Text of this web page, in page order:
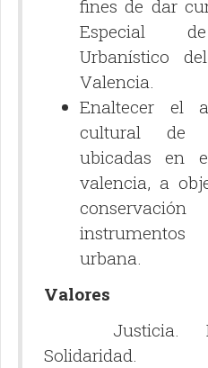
fines de dar
Especial
Urbanístico
Valencia.
Enaltecer el
cultural de
ubicadas en
valencia, a
urbana.
Valores
Justicia.
Solidaridad.